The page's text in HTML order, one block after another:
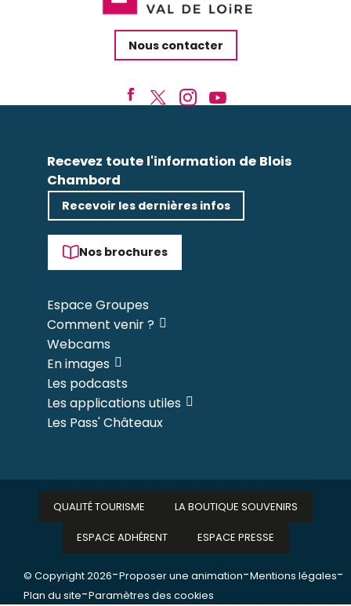
Nous contacter
Recevez toute l'information de Blois
Chambord
Recevoir les dernières infos
Nos brochures
Espace Groupes
Comment venir ?
Webcams
En images
Les podcasts
Les applications utiles
Les Pass' Châteaux
© Copyright 2026-Proposer une animation-Mentions légales-
Plan du site-Paramètres des cookies
QUALITÉ TOURISME LA BOUTIQUE SOUVENIRS
ESPACE ADHÉRENT ESPACE PRESSE